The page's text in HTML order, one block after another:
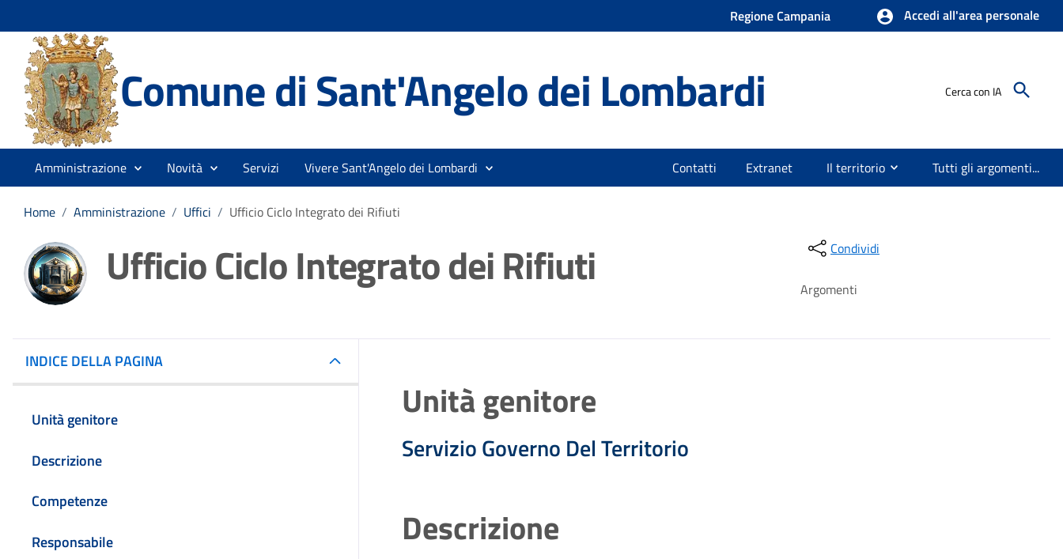
Regione Campania Accedi all'area personale
Comune di Sant'Angelo dei Lombardi Cerca con IA
Amministrazione Novità Servizi Vivere Sant'Angelo dei Lombardi Contatti Extranet Il territorio Tutti gli argomenti...
Home / Amministrazione / Uffici / Ufficio Ciclo Integrato dei Rifiuti
Ufficio Ciclo Integrato dei Rifiuti Condividi
Argomenti
INDICE DELLA PAGINA
Unità genitore
Descrizione
Competenze
Responsabile
Unità genitore
Servizio Governo Del Territorio
Descrizione